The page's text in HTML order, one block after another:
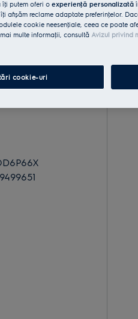
putem oferi o experienţă personalizată
afișăm reclame adaptate preferinţelor.
cookie neesenţiale, ceea ce poate
multe informaţii, consultăAvizul privind
cookie-uri